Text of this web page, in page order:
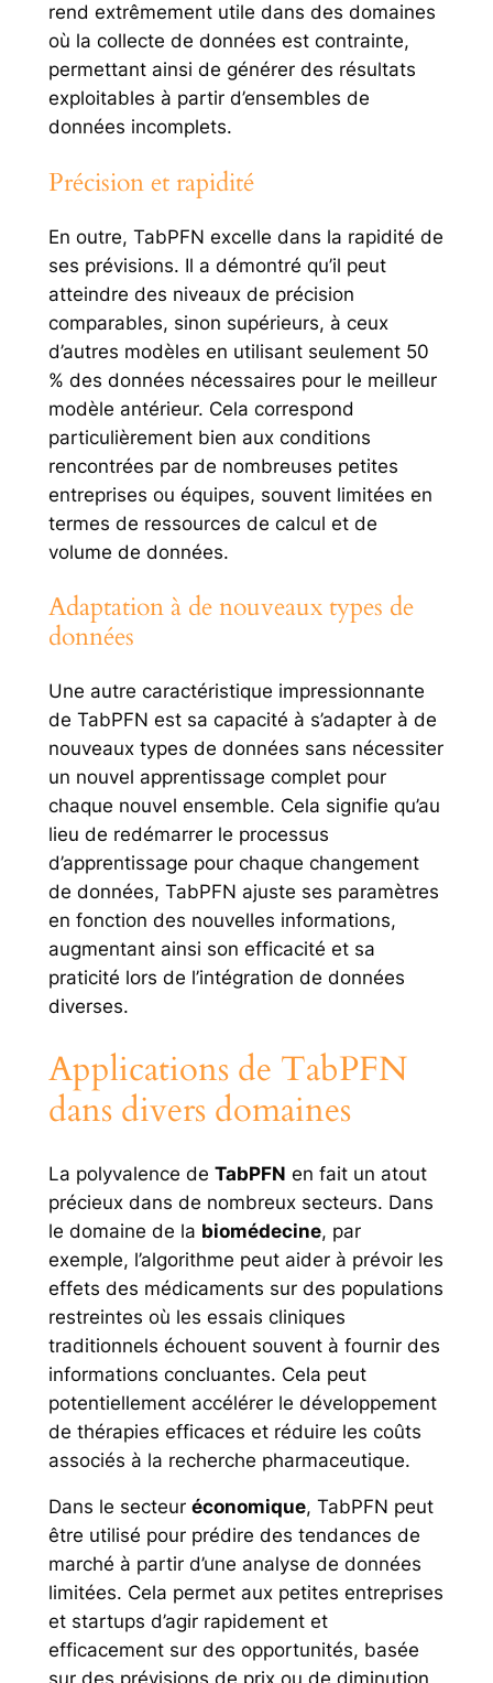
rend extrêmement utile dans des domaines
où la collecte de données est contrainte,
permettant ainsi de générer des résultats
exploitables à partir d’ensembles de
données incomplets.
Précision et rapidité
En outre, TabPFN excelle dans la rapidité de
ses prévisions. Il a démontré qu’il peut
atteindre des niveaux de précision
comparables, sinon supérieurs, à ceux
d’autres modèles en utilisant seulement 50
% des données nécessaires pour le meilleur
modèle antérieur. Cela correspond
particulièrement bien aux conditions
rencontrées par de nombreuses petites
entreprises ou équipes, souvent limitées en
termes de ressources de calcul et de
volume de données.
Adaptation à de nouveaux types de
données
Une autre caractéristique impressionnante
de TabPFN est sa capacité à s’adapter à de
nouveaux types de données sans nécessiter
un nouvel apprentissage complet pour
chaque nouvel ensemble. Cela signifie qu’au
lieu de redémarrer le processus
d’apprentissage pour chaque changement
de données, TabPFN ajuste ses paramètres
en fonction des nouvelles informations,
augmentant ainsi son efficacité et sa
praticité lors de l’intégration de données
diverses.
Applications de TabPFN
dans divers domaines
La polyvalence de TabPFN en fait un atout
précieux dans de nombreux secteurs. Dans
le domaine de la biomédecine, par
exemple, l’algorithme peut aider à prévoir les
effets des médicaments sur des populations
restreintes où les essais cliniques
traditionnels échouent souvent à fournir des
informations concluantes. Cela peut
potentiellement accélérer le développement
de thérapies efficaces et réduire les coûts
associés à la recherche pharmaceutique.
Dans le secteur économique, TabPFN peut
être utilisé pour prédire des tendances de
marché à partir d’une analyse de données
limitées. Cela permet aux petites entreprises
et startups d’agir rapidement et
efficacement sur des opportunités, basée